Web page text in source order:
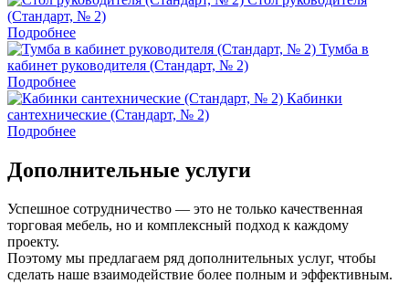
(Стандарт, № 2)
Подробнее
Тумба в
кабинет руководителя (Стандарт, № 2)
Подробнее
Кабинки
сантехнические (Стандарт, № 2)
Подробнее
Дополнительные услуги
Успешное сотрудничество — это не только качественная
торговая мебель, но и комплексный подход к каждому
проекту.
Поэтому мы предлагаем ряд дополнительных услуг, чтобы
сделать наше взаимодействие более полным и эффективным.